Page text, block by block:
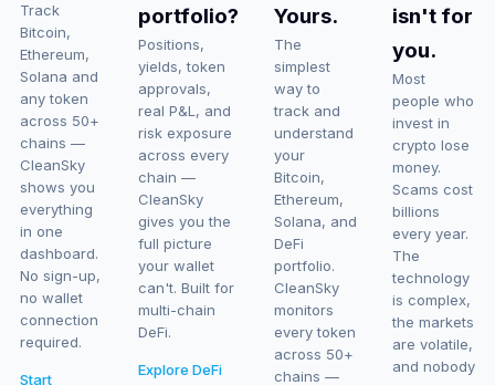
Track
Bitcoin,
Ethereum,
Solana and
any token
across 50+
chains —
CleanSky
shows you
everything
in one
dashboard.
No sign-up,
no wallet
connection
required.
Start
portfolio?
Positions,
yields, token
approvals,
real P&L, and
risk exposure
across every
chain —
CleanSky
gives you the
full picture
your wallet
can't. Built for
multi-chain
DeFi.
Explore DeFi
Yours.
The
simplest
way to
track and
understand
your
Bitcoin,
Ethereum,
Solana, and
DeFi
portfolio.
CleanSky
monitors
every token
across 50+
chains —
isn't for
you.
Most
people who
invest in
crypto lose
money.
Scams cost
billions
every year.
The
technology
is complex,
the markets
are volatile,
and nobody